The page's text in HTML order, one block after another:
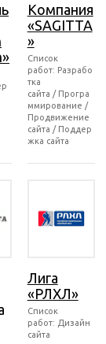
Компания
«SAGITTA
»
Список
работ: Разрабо
тка
сайта / Програ
ммирование /
Продвижение
сайта / Поддер
жка сайта
Лига
«РЛХЛ»
Список
работ: Дизайн
сайта